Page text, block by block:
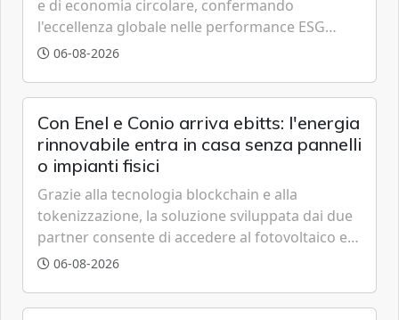
e di economia circolare, confermando
l'eccellenza globale nelle performance ESG
grazie a innovazione, accessibilità e governance
06-08-2026
Con Enel e Conio arriva ebitts: l'energia
rinnovabile entra in casa senza pannelli
o impianti fisici
Grazie alla tecnologia blockchain e alla
tokenizzazione, la soluzione sviluppata dai due
partner consente di accedere al fotovoltaico e
all'eolico ottenendo risparmi diretti in bolletta,
06-08-2026